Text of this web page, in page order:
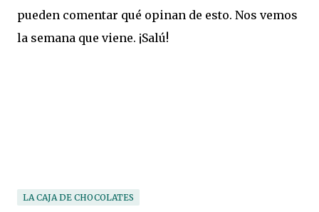
pueden comentar qué opinan de esto. Nos vemos
la semana que viene. ¡Salú!
LA CAJA DE CHOCOLATES